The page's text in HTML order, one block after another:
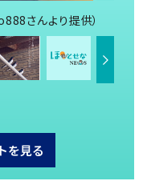
さんより提供）
を見る